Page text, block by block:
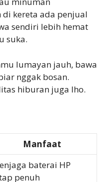
kereta ada penjual
sendiri lebih hemat
suka.
lumayan jauh, bawa
nggak bosan.
hiburan juga lho.
Manfaat
baterai HP
penuh